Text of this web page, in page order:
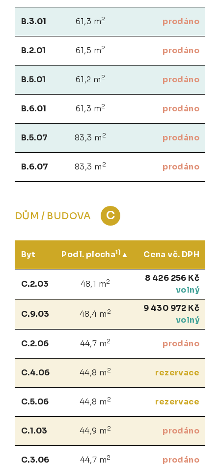
B.3.01 61,3 m2 prodáno
B.2.01 61,5 m2 prodáno
B.5.01 61,2 m 2 prodáno
B.6.01 61,3 m2 prodáno
B.5.07 83,3 m 2 prodáno
B.6.07 83,3 m 2 prodáno
DŮM / BUDOVA C
Byt Podl. plocha1) Cena vč. DPH
C.2.03 48,1 m2
8 426 256 Kč
volný
C.9.03 48,4 m 2
9 430 972 Kč
volný
C.2.06 44,7 m2 prodáno
C.4.06 44,8 m 2 rezervace
C.5.06 44,8 m 2 rezervace
C.1.03 44,9 m 2 prodáno
C.3.06 44,7 m2 prodáno